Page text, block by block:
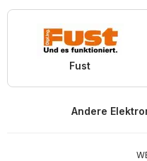
Fust
Andere